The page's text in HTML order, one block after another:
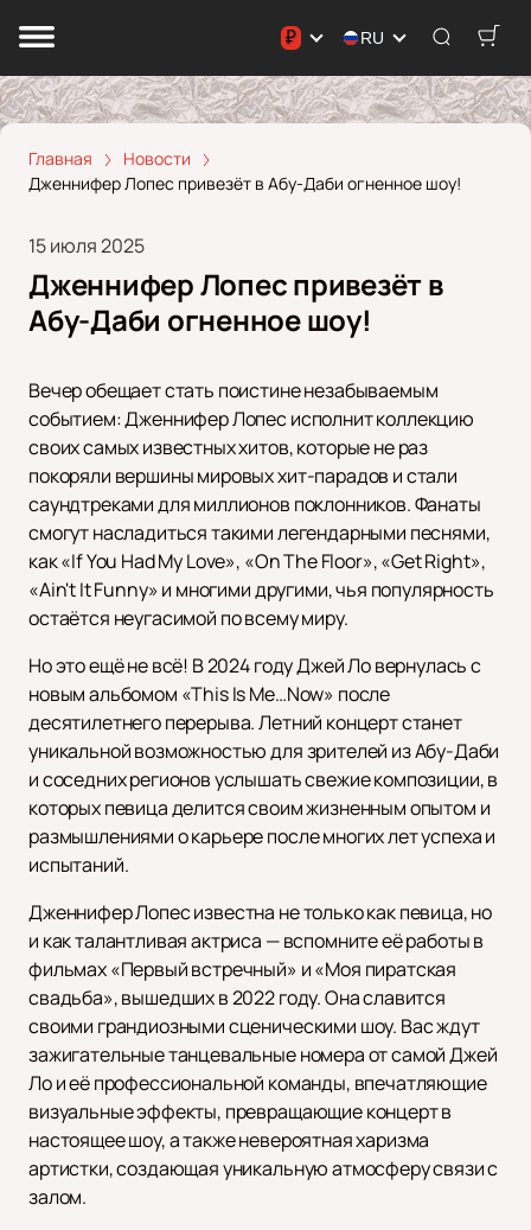
₽ RU
Главная
Новости
Дженнифер Лопес привезёт в Абу-Даби огненное шоу!
15 июля 2025
Дженнифер Лопес привезёт в
Абу-Даби огненное шоу!
Вечер обещает стать поистине незабываемым
событием: Дженнифер Лопес исполнит коллекцию
своих самых известных хитов, которые не раз
покоряли вершины мировых хит-парадов и стали
саундтреками для миллионов поклонников. Фанаты
смогут насладиться такими легендарными песнями,
как «If You Had My Love», «On The Floor», «Get Right»,
«Ain't It Funny» и многими другими, чья популярность
остаётся неугасимой по всему миру.
Но это ещё не всё! В 2024 году Джей Ло вернулась с
новым альбомом «This Is Me…Now» после
десятилетнего перерыва. Летний концерт станет
уникальной возможностью для зрителей из Абу-Даби
и соседних регионов услышать свежие композиции, в
которых певица делится своим жизненным опытом и
размышлениями о карьере после многих лет успеха и
испытаний.
Дженнифер Лопес известна не только как певица, но
и как талантливая актриса — вспомните её работы в
фильмах «Первый встречный» и «Моя пиратская
свадьба», вышедших в 2022 году. Она славится
своими грандиозными сценическими шоу. Вас ждут
зажигательные танцевальные номера от самой Джей
Ло и её профессиональной команды, впечатляющие
визуальные эффекты, превращающие концерт в
настоящее шоу, а также невероятная харизма
артистки, создающая уникальную атмосферу связи с
залом.